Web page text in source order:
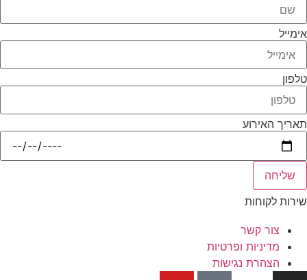
האירוע
שליחה
לקוחות
צור קשר
מדיניות ופרטיות
הצהרת נגישות